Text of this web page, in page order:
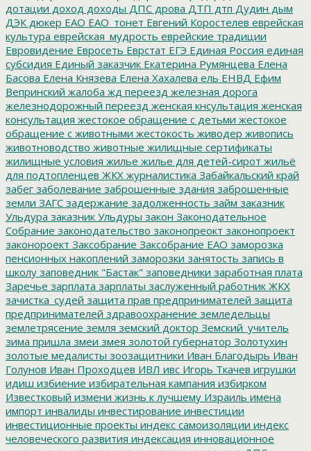
дотации доход доходы ДПС дрова ДТП дтп Дудин дым
ДЭК дюкер ЕАО ЕАО_тонет Евгений Коростелев еврейская
культура еврейская_мудрость еврейские традиции
Евровидение Евросеть Еврстат ЕГЭ Единая Россия единая
субсидия Единый заказчик Екатерина Румянцева Елена
Басова Елена Князева Елена Хахалева ель ЕНВД Ефим
Вепринский жалоба жд переезд железная дорога
железнодорожный переезд женская кнсультация женская
консультация жестокое обращение с детьми жестокое
обращение с животными жестокость живодер живопись
животноводство животные жилищные сертификаты
жилищные условия жилье жилье для детей-сирот жильё
для подтопленцев ЖКХ журналистика Забайкальский край
забег заболевание заброшенные здания заброшенные
земли ЗАГС задержание задолженность займ заказник
Ульдура заказник Ульдуры закон Законодательное
Собрание законодательство законопреокт законопроект
законороект Заксобрание Заксобрание ЕАО заморозка
пенсионных накоплений заморозки занятость запись в
школу заповедник "Бастак" заповедники заработная плата
Заречье зарплата зарплаты заслуженный работник ЖКХ
зачистка_судей защита прав предпринимателей защита
предпринимателей здравоохранение земледельцы
землетрясение земля земский доктор Земский_учитель
зима пришла змеи змея золотой губернатор Золотухин
золотые медалисты зоозащитники Иван Благодырь Иван
Голунов Иван Проходцев ИВЛ ивс Игорь Ткачев игрушки
идиш избиение избирательная кампания избирком
Известковый измени жизнь к лучшему Израиль имена
импорт инвалиды инвестирование инвестиции
инвестиционные проекты индекс самоизоляции индекс
человеческого развития индексация инновационное